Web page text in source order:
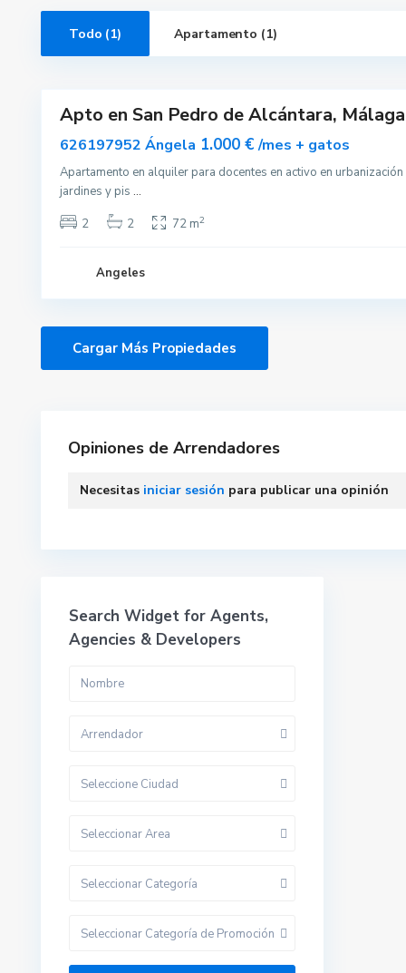
Todo (1) Apartamento (1)
a
Apto en San Pedro de Alcántara,
626197952 Ángela 1.000 €/mes + gatos
Apartamento en alquiler para docentes en activo en
jardines y pis ...
2
2 72 m2
Angeles
Opiniones de Arrendadores
Necesitas iniciar sesión para publicar una opinión
Search Widget for Agents,
Agencies & Developers
Arrendador
Seleccione Ciudad
Seleccionar Area
Seleccionar Categoría
Seleccionar Categoría de Promoción